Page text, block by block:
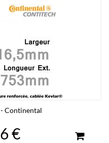
Continental
€